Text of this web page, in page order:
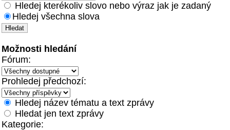
Hledej kterékoliv slovo nebo výraz jak je zadaný
Hledej všechna slova
Možnosti hledání
Fórum:
Prohledej předchozí:
Hledej název tématu a text zprávy
Hledat jen text zprávy
Kategorie: